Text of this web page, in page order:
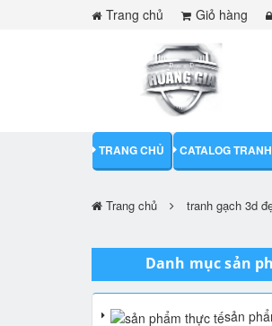
Trang chủ Giỏ hàng
TRANG CHỦ CATALOG
Trang chủ tranh gạch 3d
Danh mục sản
sản